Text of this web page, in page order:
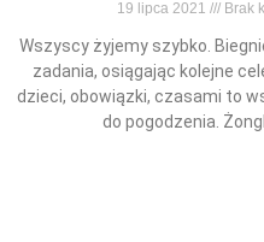
19 lipca 2021 Brak
Wszyscy żyjemy szybko.
zadania, osiągając kolejne
dzieci, obowiązki, czasami to
do pogodzenia.